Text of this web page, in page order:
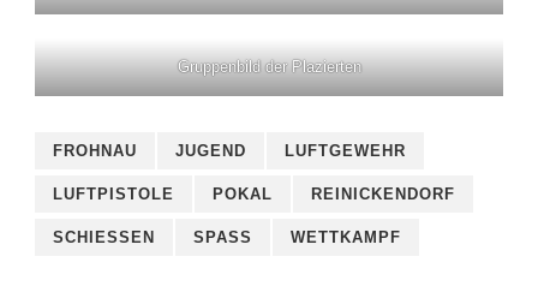
Gruppenbild der Plazierten
FROHNAU JUGEND LUFTGEWEHR
LUFTPISTOLE POKAL REINICKENDORF
SCHIESSEN SPASS WETTKAMPF